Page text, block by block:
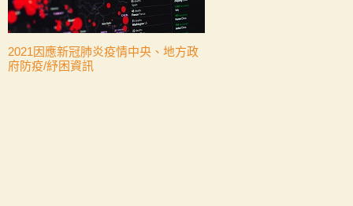
2021因應新冠肺炎疫情中央、地方政
府防疫/紓困資訊